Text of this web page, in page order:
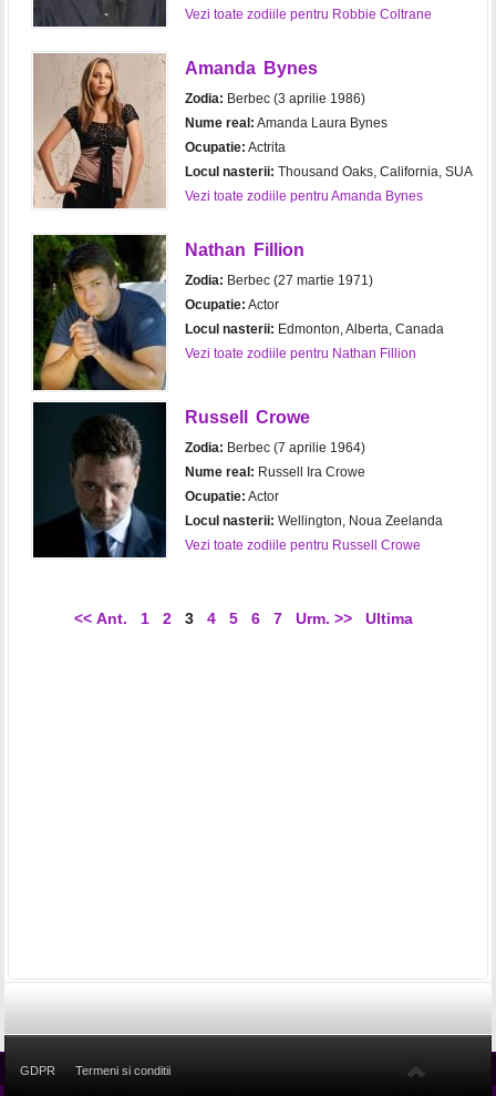
Vezi toate zodiile pentru Robbie Coltrane
Amanda Bynes
Zodia: Berbec (3 aprilie 1986)
Nume real: Amanda Laura Bynes
Ocupatie: Actrita
Locul nasterii: Thousand Oaks, California, SUA
Vezi toate zodiile pentru Amanda Bynes
Nathan Fillion
Zodia: Berbec (27 martie 1971)
Ocupatie: Actor
Locul nasterii: Edmonton, Alberta, Canada
Vezi toate zodiile pentru Nathan Fillion
Russell Crowe
Zodia: Berbec (7 aprilie 1964)
Nume real: Russell Ira Crowe
Ocupatie: Actor
Locul nasterii: Wellington, Noua Zeelanda
Vezi toate zodiile pentru Russell Crowe
<< Ant. 1 2 3 4 5 6 7 Urm. >> Ultima
GDPR Termeni si conditii